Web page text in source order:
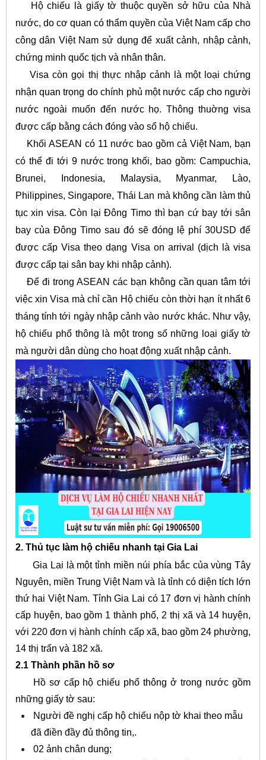
Hộ chiếu là giấy tờ thuộc quyền sở hữu của Nhà
nước, do cơ quan có thẩm quyền của Việt Nam cấp cho
công dân Việt Nam sử dụng để xuất cảnh, nhập cảnh,
chứng minh quốc tịch và nhân thân.
Visa còn gọi thị thực nhập cảnh là một loại chứng
nhận quan trọng do chính phủ một nước cấp cho người
nước ngoài muốn đến nước họ. Thông thuờng visa
được cấp bằng cách đóng vào sổ hộ chiếu.
Khối ASEAN có 11 nước bao gồm cả Việt Nam, bạn
có thể đi tới 9 nước trong khối, bao gồm: Campuchia,
Brunei, Indonesia, Malaysia, Myanmar, Lào,
Philippines, Singapore, Thái Lan mà không cần làm thủ
tục xin visa. Còn lại Đông Timo thì bạn cứ bay tới sân
bay của Đông Timo sau đó sẽ đóng lệ phí 30USD để
được cấp Visa theo dạng Visa on arrival (dịch là visa
được cấp tại sân bay khi nhập cảnh).
Để đi trong ASEAN các bạn không cần quan tâm tới
việc xin Visa mà chỉ cần Hộ chiếu còn thời hạn ít nhất 6
tháng tính tới ngày nhập cảnh vào nước khác. Như vậy,
hộ chiếu phổ thông là một trong số những loại giấy tờ
mà người dân dùng cho hoạt động xuất nhập cảnh.
2. Thủ tục làm hộ chiếu nhanh tại Gia Lai
Gia Lai là một tỉnh miền núi phía bắc của vùng Tây
Nguyên, miền Trung Việt Nam và là tỉnh có diện tích lớn
thứ hai Việt Nam. Tỉnh Gia Lai có 17 đơn vị hành chính
cấp huyện, bao gồm 1 thành phố, 2 thị xã và 14 huyện,
với 220 đơn vị hành chính cấp xã, bao gồm 24 phường,
14 thị trấn và 182 xã.
2.1 Thành phần hồ sơ
Hồ sơ cấp hộ chiếu phổ thông ở trong nước gồm
những giấy tờ sau:
Người đề nghị cấp hộ chiếu nộp tờ khai theo mẫu
đã điền đầy đủ thông tin,.
02 ảnh chân dung;